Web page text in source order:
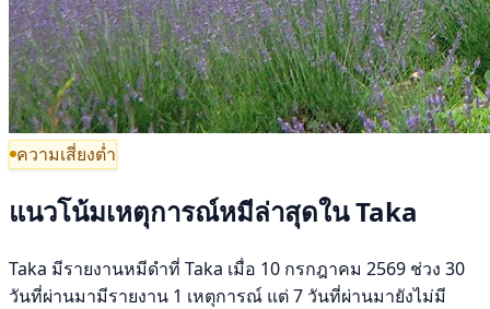
ความเสี่ยงต่ำ
แนวโน้มเหตุการณ์หมีล่าสุดใน Taka
Taka มีรายงานหมีดำที่ Taka เมื่อ 10 กรกฎาคม 2569 ช่วง 30
วันที่ผ่านมามีรายงาน 1 เหตุการณ์ แต่ 7 วันที่ผ่านมายังไม่มี